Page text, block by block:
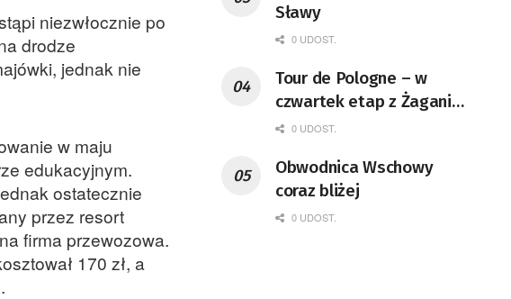
niezwłocznie po
drodze
jednak nie
w maju
edukacyjnym.
ostatecznie
przez resort
firma przewozowa.
170 zł, a
Sławy
0 UDOST.
Tour de Pologne – w
czwartek etap z Żagania
do Karpacza
0 UDOST.
Obwodnica Wschowy
coraz bliżej
0 UDOST.